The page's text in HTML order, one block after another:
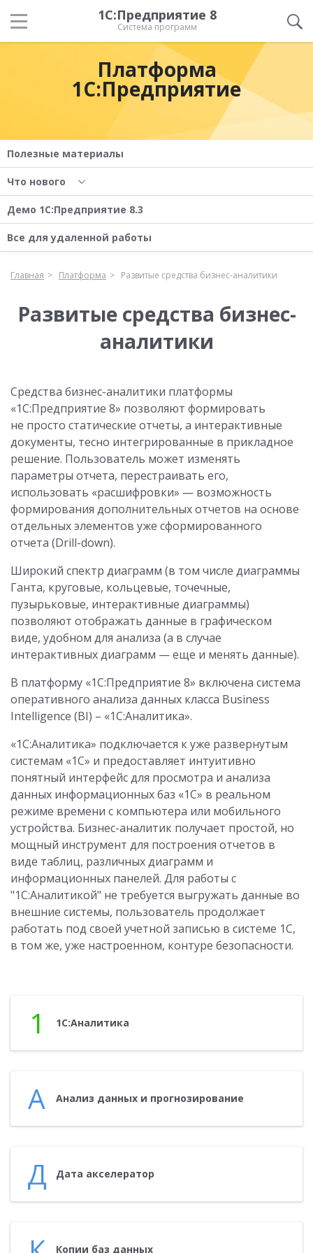
1С:Предприятие 8
Система программ
Платформа
1С:Предприятие
Полезные материалы
Что нового
Демо 1С:Предприятие 8.3
Все для удаленной работы
Главная Платформа Развитые средства бизнес-аналитики
Развитые средства бизнес-
аналитики
Средства бизнес-аналитики платформы
«1С:Предприятие 8» позволяют формировать
не просто статические отчеты, а интерактивные
документы, тесно интегрированные в прикладное
решение. Пользователь может изменять
параметры отчета, перестраивать его,
использовать «расшифровки» — возможность
формирования дополнительных отчетов на основе
отдельных элементов уже сформированного
отчета (Drill-down).
Широкий спектр диаграмм (в том числе диаграммы
Ганта, круговые, кольцевые, точечные,
пузырьковые, интерактивные диаграммы)
позволяют отображать данные в графическом
виде, удобном для анализа (а в случае
интерактивных диаграмм — еще и менять данные).
В платформу «1С:Предприятие 8» включена система
оперативного анализа данных класса Business
Intelligence (BI) – «1С:Аналитика».
«1С:Аналитика» подключается к уже развернутым
системам «1С» и предоставляет интуитивно
понятный интерфейс для просмотра и анализа
данных информационных баз «1С» в реальном
режиме времени с компьютера или мобильного
устройства. Бизнес-аналитик получает простой, но
мощный инструмент для построения отчетов в
виде таблиц, различных диаграмм и
информационных панелей. Для работы с
"1С:Аналитикой" не требуется выгружать данные во
внешние системы, пользователь продолжает
работать под своей учетной записью в системе 1С,
в том же, уже настроенном, контуре безопасности.
1 1С:Ана­лити­ка
А Ана­лиз дан­ных и прог­но­зиро­вание
Д Да­та ак­се­лера­тор
Ко­пии баз дан­ных